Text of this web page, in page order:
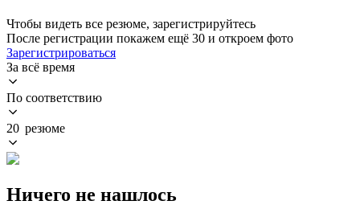
Чтобы видеть все резюме, зарегистрируйтесь
После регистрации покажем ещё 30 и откроем фото
Зарегистрироваться
За всё время
По соответствию
20 резюме
Ничего не нашлось